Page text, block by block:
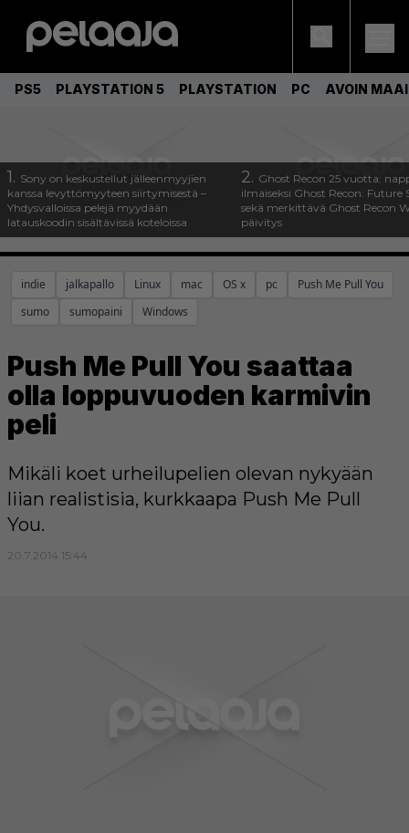
PS5 PLAYSTATION 5 PLAYSTATION PC AVOIN
1. Sony on keskustellut jälleenmyyjien
kanssa levyttömyyteen siirtymisestä –
Yhdysvalloissa pelejä myydään
latauskoodin sisältävissä koteloissa
2. Ghost Recon 25 vuotta:
ilmaiseksi Ghost Recon: Future
sekä merkittävä Ghost Recon
päivitys
indie jalkapallo Linux mac OS x pc
Push Me Pull You
sumo
sumopaini Windows
Push Me Pull You saattaa
olla loppuvuoden karmivin
peli
Mikäli koet urheilupelien olevan nykyään
liian realistisia, kurkkaapa Push Me Pull
You.
20.7.2014 15:44